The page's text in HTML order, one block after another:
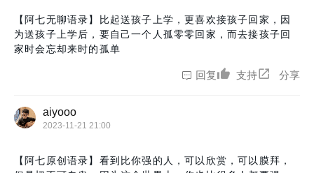
【阿七无聊语录】比起送孩子上学，更喜欢接孩子回家，因
为送孩子上学后，要自己一个人孤零零回家，而去接孩子回
家时会忘却来时的孤单
回复 支持 分享
aiyooo
2023-11-21 21:00
【阿七原创语录】看到比你强的人，可以欣赏，可以膜拜，